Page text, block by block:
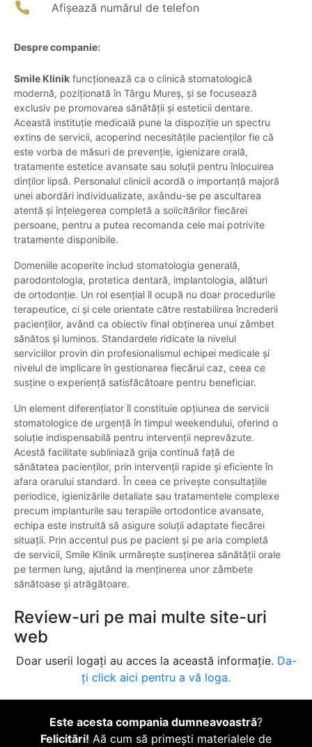
Afișează numărul de telefon
Despre companie:
Smile Klinik funcționează ca o clinică stomatologică
modernă, poziționată în Târgu Mureș, și se focusează
exclusiv pe promovarea sănătății și esteticii dentare.
Această instituție medicală pune la dispoziție un spectru
extins de servicii, acoperind necesitățile pacienților fie că
este vorba de măsuri de prevenție, igienizare orală,
tratamente estetice avansate sau soluții pentru înlocuirea
dinților lipsă. Personalul clinicii acordă o importanță majoră
unei abordări individualizate, axându-se pe ascultarea
atentă și înțelegerea completă a solicitărilor fiecărei
persoane, pentru a putea recomanda cele mai potrivite
tratamente disponibile.
Domeniile acoperite includ stomatologia generală,
parodontologia, protetica dentară, implantologia, alături
de ortodonție. Un rol esențial îl ocupă nu doar procedurile
terapeutice, ci și cele orientate către restabilirea încrederii
pacienților, având ca obiectiv final obținerea unui zâmbet
sănătos și luminos. Standardele ridicate la nivelul
serviciilor provin din profesionalismul echipei medicale și
nivelul de implicare în gestionarea fiecărui caz, ceea ce
susține o experiență satisfăcătoare pentru beneficiar.
Un element diferențiator îl constituie opțiunea de servicii
stomatologice de urgență în timpul weekendului, oferind o
soluție indispensabilă pentru intervenții neprevăzute.
Acestă facilitate subliniază grija continuă față de
sănătatea pacienților, prin intervenții rapide și eficiente în
afara orarului standard. În ceea ce privește consultațiile
periodice, igienizările detaliate sau tratamentele complexe
precum implanturile sau terapiile ortodontice avansate,
echipa este instruită să asigure soluții adaptate fiecărei
situații. Prin accentul pus pe pacient și pe aria completă
de servicii, Smile Klinik urmărește susținerea sănătății orale
pe termen lung, ajutând la menținerea unor zâmbete
sănătoase și atrăgătoare.
Review-uri pe mai multe site-uri
web
Doar userii logați au acces la această informație. Da-
ți click aici pentru a vă loga.
Este acesta compania dumneavoastră?
Felicitări! Aă cum să primești materialele de